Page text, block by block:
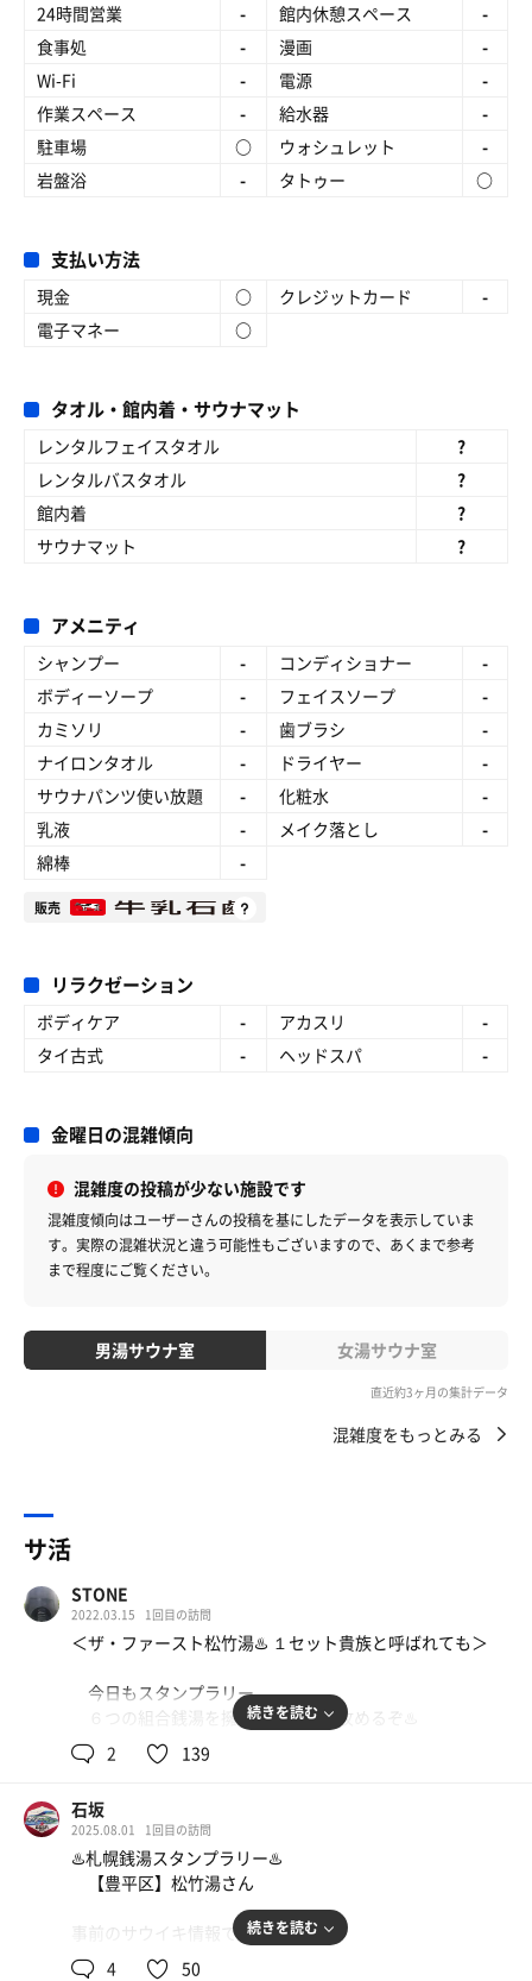
24時間営業 - 館内休憩スペース
-
食事処
- 漫画
-
Wi-Fi
- 電源
-
作業スペース
- 給水器
-
駐車場
○ ウォシュレット
-
岩盤浴
- タトゥー ○
支払い方法
現金 ○ クレジットカード
-
電子マネー
○
タオル・館内着・サウナマット
レンタルフェイスタオル
?
レンタルバスタオル
?
館内着
?
サウナマット
?
アメニティ
シャンプー - コンディショナー
-
ボディーソープ
- フェイスソープ
-
カミソリ
- 歯ブラシ
-
ナイロンタオル
- ドライヤー
-
サウナパンツ使い放題
- 化粧水
-
乳液
- メイク落とし
-
綿棒
-
販売
リラクゼーション
ボディケア - アカスリ
-
タイ古式
- ヘッドスパ -
金曜日の混雑傾向
混雑度の投稿が少ない施設です
混雑度傾向はユーザーさんの投稿を基にしたデータを表示していま
す。 実際の混雑状況と違う可能性もございますので、あくまで参考
まで程度にご覧ください。
男湯サウナ室 女湯サウナ室
直近約3ヶ月の集計データ
混雑度をもっとみる
サ活
STONE
2022.03.15 1回目の訪問
＜ザ・ファースト松竹湯♨️ １セット貴族と呼ばれても＞
今日もスタンプラリー。
６つの組合銭湯を擁する豊平区を攻めるぞ♨️
清田からのバイト帰りに初訪問🚙
りを見つけてホッとひと息つく😮‍💨 併設のコインランドリ
ー横にベ◯ツを停めてのれんをくぐる。
おかみさん、品があって優しい☺️
脱衣所で空いてるロッカーがひとつも無くて焦るが、よ
く見ると鍵を受付でもらってくる仕組みなんだね😅
続きを読む
2 139
石坂
2025.08.01 1回目の訪問
♨️札幌銭湯スタンプラリー♨️
【豊平区】松竹湯さん
事前のサウイキ情報で…
水風呂がない…
続きを読む
4 50